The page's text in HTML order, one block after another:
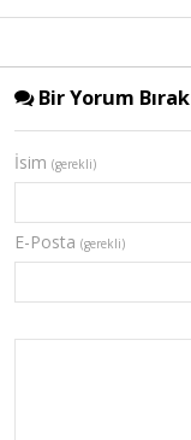
Bir Yorum Bırak
İsim (gerekli)
E-Posta (gerekli)